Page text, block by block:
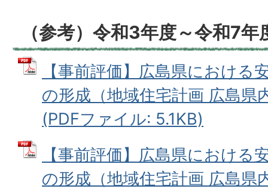
（参考）令和3年度～令和7年
【事前評価】広島県における
の形成（地域住宅計画 広島県
(PDFファイル: 5.1KB)
【事前評価】広島県における
の形成（地域住宅計画 広島県